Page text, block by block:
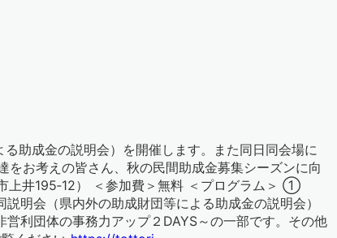
助成金の説明会）を開催します。また同日同会場に
お考えの皆さん、秋の民間助成金募集シーズンに向
上井195‐12） ＜参加費＞無料 ＜プログラム＞ ①
会（県内外の助成財団等による助成金の説明会）
団体の事務力アップ２DAYS～の一部です。その他